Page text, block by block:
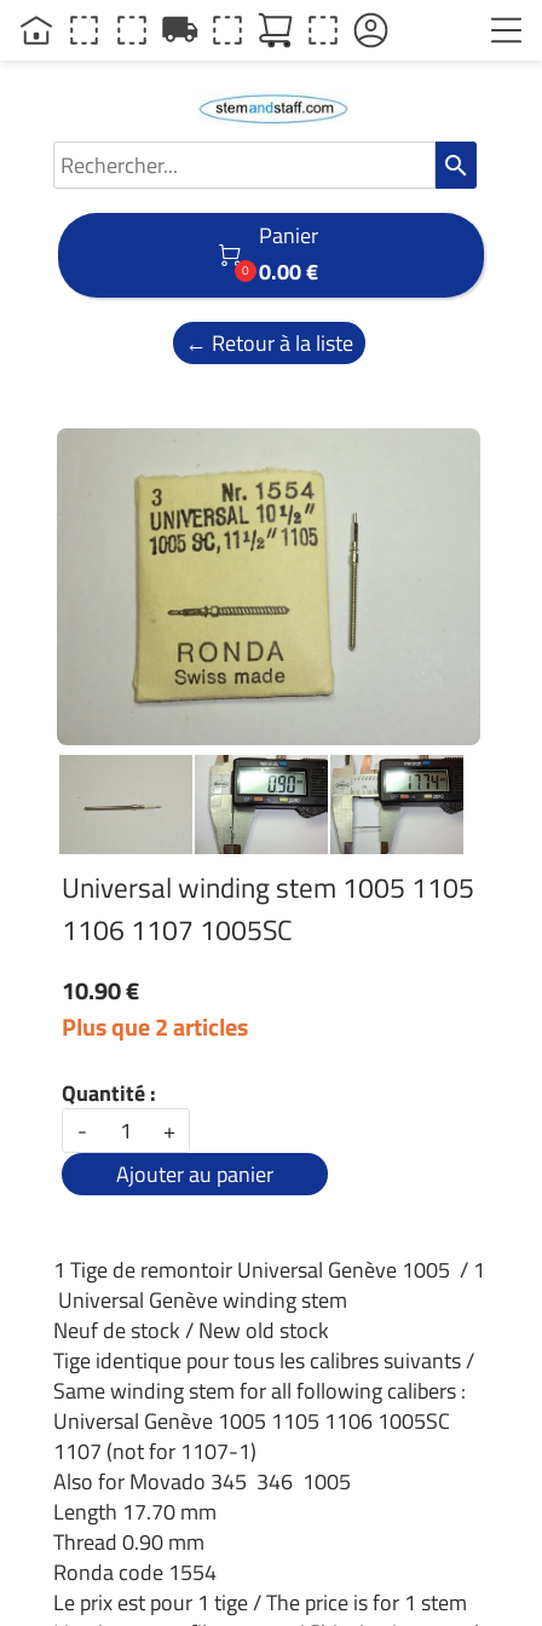
search

0
Panier
0.00 €
← Retour à la liste
Universal winding stem 1005 1105
1106 1107 1005SC
10.90 €
Plus que 2 articles
Quantité :
-
+
Ajouter au panier
1 Tige de remontoir Universal Genève 1005 / 1
Universal Genève winding stem
Neuf de stock / New old stock
Tige identique pour tous les calibres suivants /
Same winding stem for all following calibers :
Universal Genève 1005 1105 1106 1005SC
1107 (not for 1107-1)
Also for Movado 345 346 1005
Length 17.70 mm
Thread 0.90 mm
Ronda code 1554
Le prix est pour 1 tige / The price is for 1 stem
local_shipping